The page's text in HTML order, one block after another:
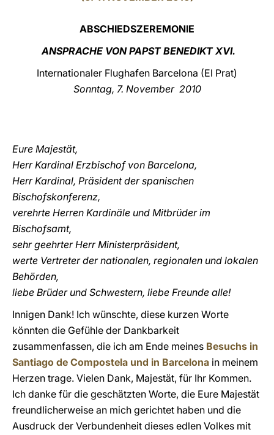
ABSCHIEDSZEREMONIE
ANSPRACHE VON PAPST BENEDIKT XVI.
Internationaler Flughafen Barcelona (El Prat)
Sonntag, 7. November 2010
Eure Majestät,
Herr Kardinal Erzbischof von Barcelona,
Herr Kardinal, Präsident der spanischen
Bischofskonferenz,
verehrte Herren Kardinäle und Mitbrüder im
Bischofsamt,
sehr geehrter Herr Ministerpräsident,
werte Vertreter der nationalen, regionalen und lokalen
Behörden,
liebe Brüder und Schwestern, liebe Freunde alle!
Innigen Dank! Ich wünschte, diese kurzen Worte
könnten die Gefühle der Dankbarkeit
zusammenfassen, die ich am Ende meines Besuchs in
Santiago de Compostela und in Barcelona in meinem
Herzen trage. Vielen Dank, Majestät, für Ihr Kommen.
Ich danke für die geschätzten Worte, die Eure Majestät
freundlicherweise an mich gerichtet haben und die
Ausdruck der Verbundenheit dieses edlen Volkes mit